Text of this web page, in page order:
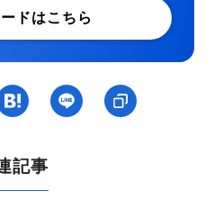
ドはこちら
記事